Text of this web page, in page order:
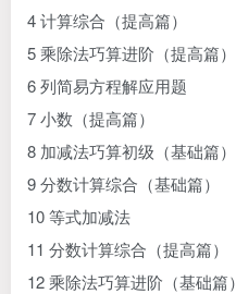
4 计算综合（提高篇）
5 乘除法巧算进阶（提高篇）
6 列简易方程解应用题
7 小数（提高篇）
8 加减法巧算初级（基础篇）
9 分数计算综合（基础篇）
10 等式加减法
11 分数计算综合（提高篇）
12 乘除法巧算进阶（基础篇）